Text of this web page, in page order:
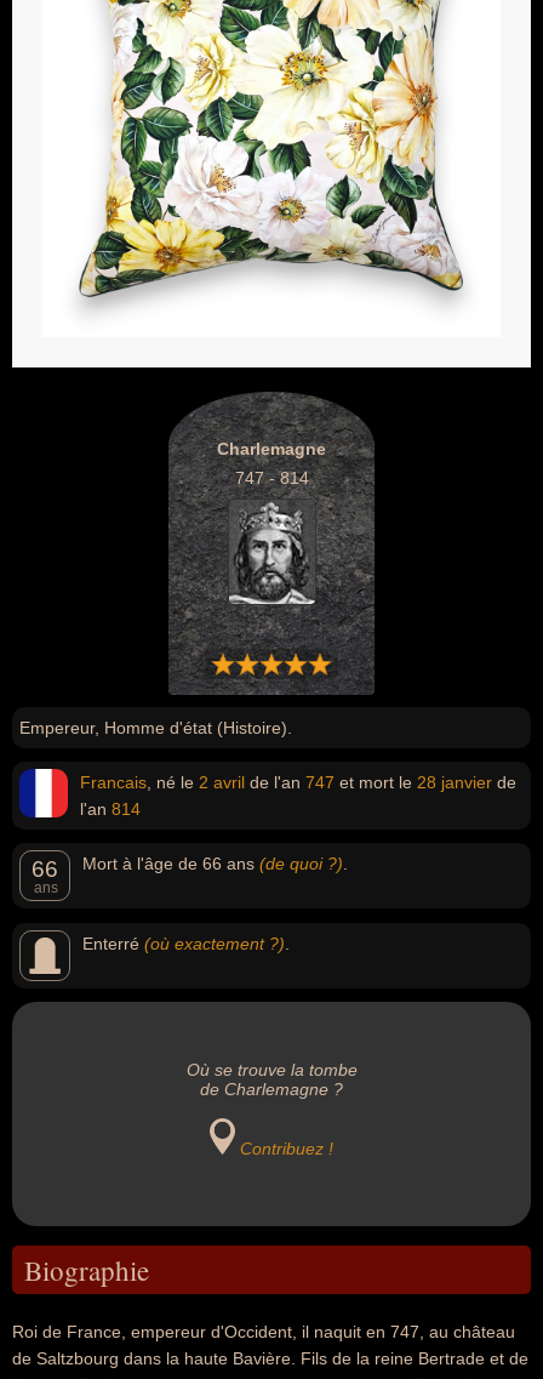
Charlemagne
747 - 814
Empereur, Homme d'état (Histoire).
Francais , né le 2 avril de l'an 747 et mort le 28 janvier de
l'an 814
66
ans
Mort à l'âge de 66 ans (de quoi ?)
Enterré (où exactement ?)
Où se trouve la tombe
de Charlemagne ?
Contribuez !
Biographie
Roi de France, empereur d'Occident, il naquit en 747, au château
de Saltzbourg dans la haute Bavière. Fils de la reine Bertrade et de